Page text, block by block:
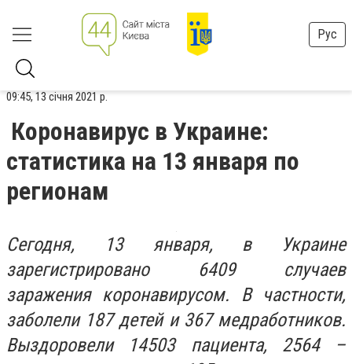
Рус
09:45, 13 січня 2021 р.
Коронавирус в Украине:
статистика на 13 января по
регионам
Сегодня, 13 января, в Украине
зарегистрировано 6409 случаев
заражения коронавирусом. В частности,
заболели 187 детей и 367 медработников.
Выздоровели 14503 пациента, 2564 –